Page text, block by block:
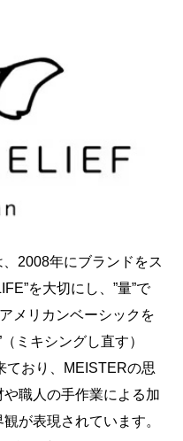
2008年にブランドをス
を大切にし、”量”で
メリカンベーシックを
ミキシングし直す）
ており、MEISTERの思
職人の手作業による加
が表現されています。